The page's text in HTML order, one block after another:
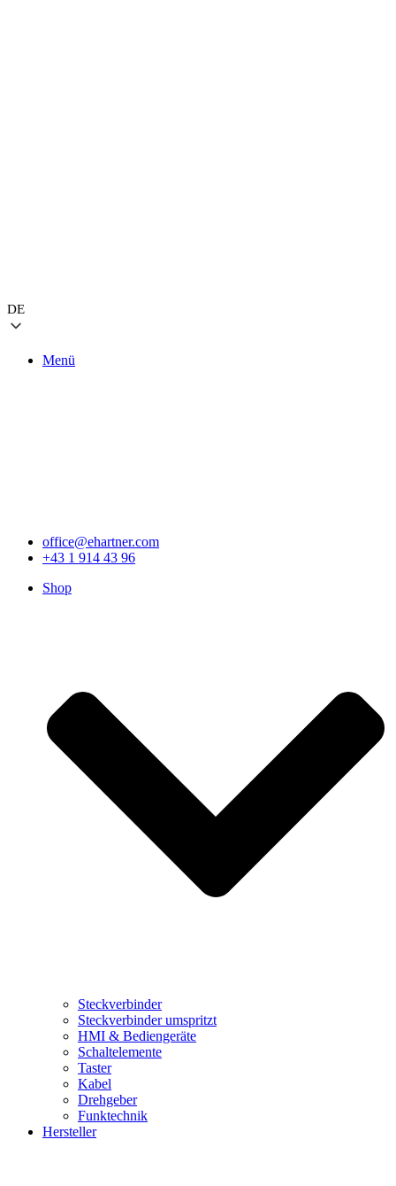
DE
Menü
office@ehartner.com
+43 1 914 43 96
Shop
Steckverbinder
Steckverbinder umspritzt
HMI & Bediengeräte
Schaltelemente
Taster
Kabel
Drehgeber
Funktechnik
Hersteller